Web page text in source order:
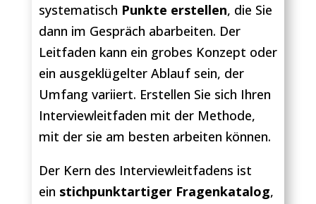
systematisch Punkte erstellen, die Sie
dann im Gespräch abarbeiten. Der
Leitfaden kann ein grobes Konzept oder
ein ausgeklügelter Ablauf sein, der
Umfang variiert. Erstellen Sie sich Ihren
Interviewleitfaden mit der Methode,
mit der sie am besten arbeiten können.
Der Kern des Interviewleitfadens ist
ein stichpunktartiger Fragenkatalog,